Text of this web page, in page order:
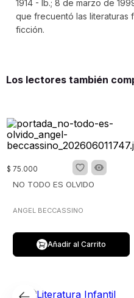
1914 - Ib.; 8 de marzo de
que frecuentó las literaturas
ficción.
Los lectores también
$ 75.000
NO TODO ES OLVIDO
ANGEL BECCASSINO
Añadir al Carrito